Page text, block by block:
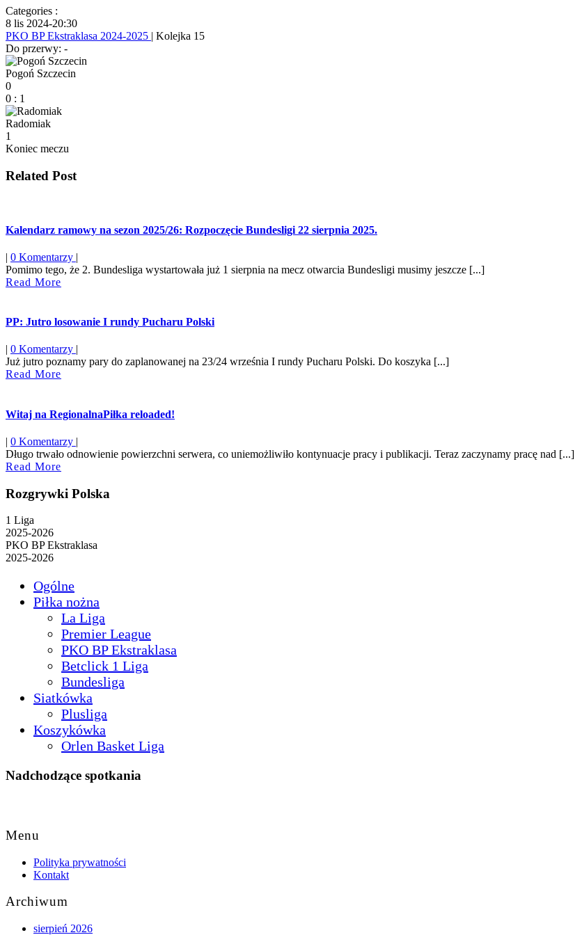
Categories :
8 lis 2024-20:30
PKO BP Ekstraklasa 2024-2025 | Kolejka 15
Do przerwy: -
Pogoń Szczecin
0
0 : 1
Radomiak
1
Koniec meczu
Related Post
Kalendarz ramowy na sezon 2025/26: Rozpoczęcie Bundesligi 22 sierpnia 2025.
| 0 Komentarzy |
Pomimo tego, że 2. Bundesliga wystartowała już 1 sierpnia na mecz otwarcia Bundesligi musimy jeszcze [...]
Read More
PP: Jutro losowanie I rundy Pucharu Polski
| 0 Komentarzy |
Już jutro poznamy pary do zaplanowanej na 23/24 września I rundy Pucharu Polski. Do koszyka [...]
Read More
Witaj na RegionalnaPiłka reloaded!
| 0 Komentarzy |
Długo trwało odnowienie powierzchni serwera, co uniemożliwiło kontynuacje pracy i publikacji. Teraz zaczynamy pracę nad [...]
Read More
Rozgrywki Polska
1 Liga
2025-2026
PKO BP Ekstraklasa
2025-2026
Ogólne
Piłka nożna
La Liga
Premier League
PKO BP Ekstraklasa
Betclick 1 Liga
Bundesliga
Siatkówka
Plusliga
Koszykówka
Orlen Basket Liga
Nadchodzące spotkania
Top
Menu
Polityka prywatności
Kontakt
Archiwum
sierpień 2026